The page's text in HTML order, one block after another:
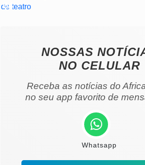
04
NOSSAS
NO CELULAR
Receba as notícias do
no seu app favorito de
Whatsapp